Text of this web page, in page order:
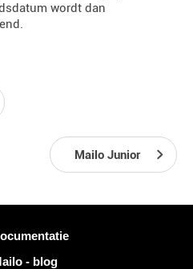
wordt dan
Mailo Junior
- blog